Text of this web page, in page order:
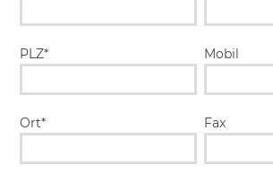
PLZ*
Ort*
Mobil
Fax